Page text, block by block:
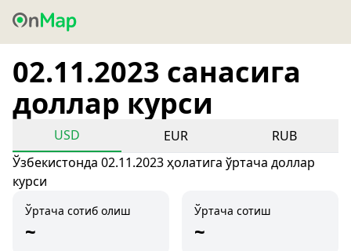
02.11.2023 санасига
доллар курси
USD EUR
RUB
Ўзбекистонда 02.11.2023 ҳолатига ўртача доллар
курси
Ўртача сотиб олиш
~
Ўртача сотиш
~